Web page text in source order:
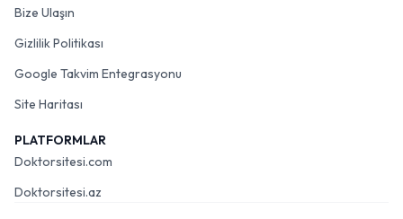
Bize Ulaşın
Gizlilik Politikası
Google Takvim Entegrasyonu
Site Haritası
PLATFORMLAR
Doktorsitesi.com
Doktorsitesi.az